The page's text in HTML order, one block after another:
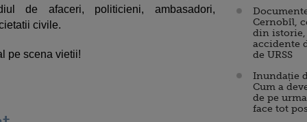
de afaceri, politicieni, ambasadori,
civile.
pe scena vietii!
Cernobîl,
din istorie,
accidente
de URSS
Inundație
Cum a
de pe
face tot